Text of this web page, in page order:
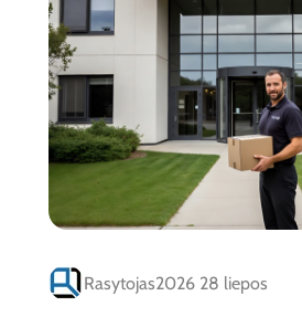
Rasytojas2026 28 liepos